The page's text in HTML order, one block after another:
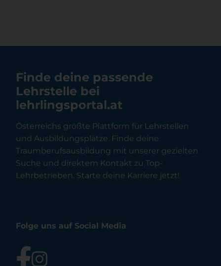
Finde deine passende
Lehrstelle bei
lehrlingsportal.at
Österreichs größte Plattform für Lehrstellen
und Ausbildungsplätze. Finde deine
Traumberufsausbildung mit unserer gezielten
Suche und direktem Kontakt zu Top-
Lehrbetrieben. Starte deine Karriere jetzt!
Folge uns auf Social Media